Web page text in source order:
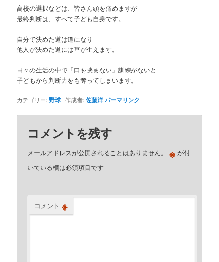
高校の選択などは、皆さん頭を痛めますが
最終判断は、すべて子ども自身です。
自分で決めた道は道になり
他人が決めた道には草が生えます。
日々の生活の中で「口を挟まない」訓練がないと
子どもから判断力をも奪ってしまいます。
カテゴリー:野球 作成者:佐藤洋パーマリンク
コメントを残す
メールアドレスが公開されることはありません。 ※ が付
いている欄は必須項目です
コメント ※